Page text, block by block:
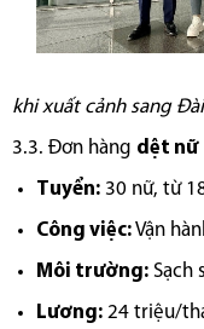
Hình
khi xuất cảnh sang
3.3. Đơn hàng dệt nữ
Tuyển: 30 nữ, từ
Công việc:Vận
Môi trường: Sạch
Lương: 24 triệu/